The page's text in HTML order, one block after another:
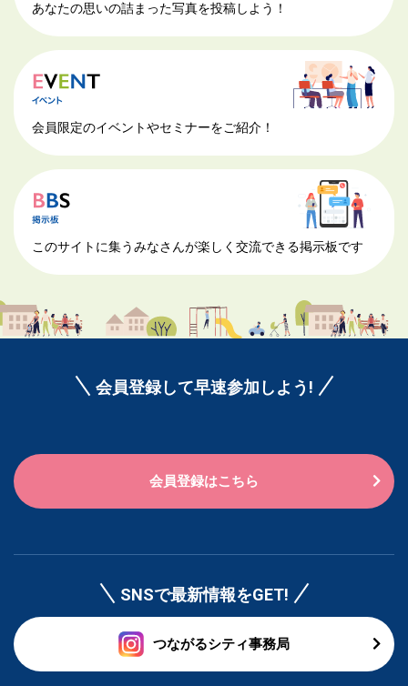
あなたの思いの詰まった写真を投稿しよう！
会員限定のイベントやセミナーをご紹介！
このサイトに集うみなさんが楽しく交流できる掲示板です
会員登録して早速参加しよう!
会員登録はこちら
SNSで最新情報をGET!
つながるシティ事務局